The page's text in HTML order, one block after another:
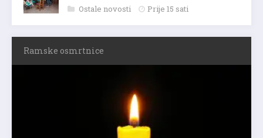
Ostale novosti Prije 15 sati
Ramske osmrtnice